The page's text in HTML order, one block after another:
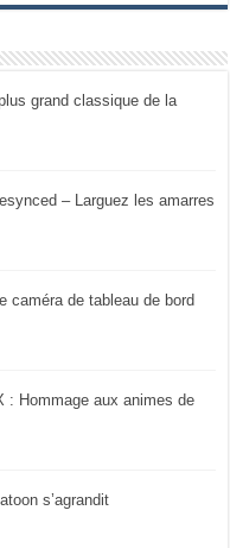
grand classique de la
– Larguez les amarres
caméra de tableau de bord
: Hommage aux animes de
s’agrandit